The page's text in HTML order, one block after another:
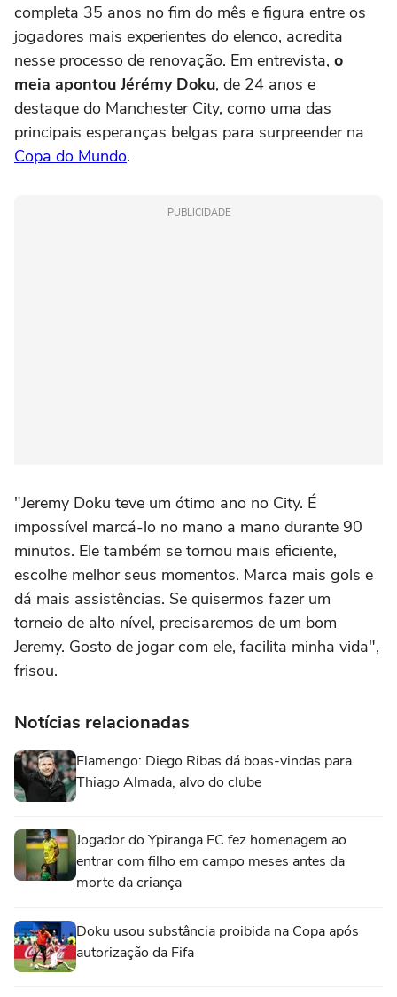
completa 35 anos no fim do mês e figura entre os
jogadores mais experientes do elenco, acredita
nesse processo de renovação. Em entrevista, o
meia apontou Jérémy Doku, de 24 anos e
destaque do Manchester City, como uma das
principais esperanças belgas para surpreender na
Copa do Mundo.
PUBLICIDADE
"Jeremy Doku teve um ótimo ano no City. É
impossível marcá-lo no mano a mano durante 90
minutos. Ele também se tornou mais eficiente,
escolhe melhor seus momentos. Marca mais gols e
dá mais assistências. Se quisermos fazer um
torneio de alto nível, precisaremos de um bom
Jeremy. Gosto de jogar com ele, facilita minha vida",
frisou.
Notícias relacionadas
Flamengo: Diego Ribas dá boas-vindas para
Thiago Almada, alvo do clube
Jogador do Ypiranga FC fez homenagem ao
entrar com filho em campo meses antes da
morte da criança
Doku usou substância proibida na Copa após
autorização da Fifa